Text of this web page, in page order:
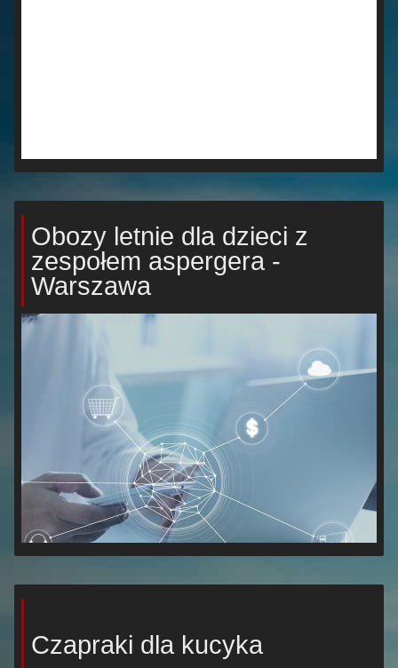
Obozy letnie dla dzieci z
zespołem aspergera -
Warszawa
Czapraki dla kucyka